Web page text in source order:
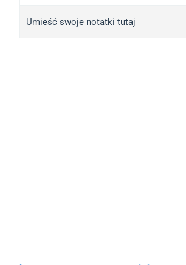
Umieść swoje notatki tutaj